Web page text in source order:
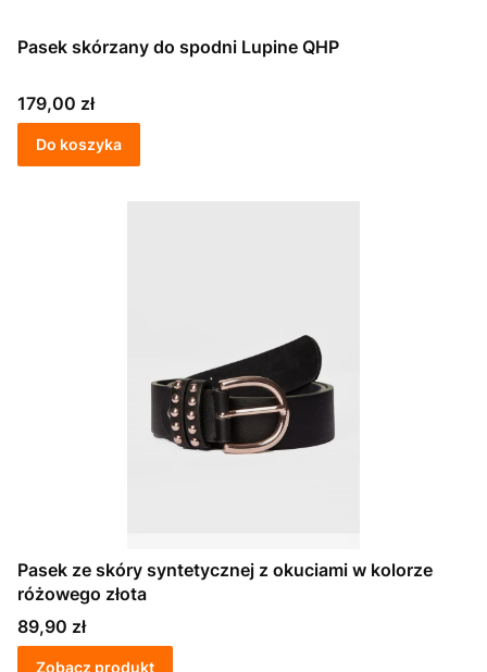
Pasek skórzany do spodni Lupine QHP
Cena
179,00 zł
Do koszyka
Pasek ze skóry syntetycznej z okuciami w kolorze
różowego złota
Cena
89,90 zł
Zobacz produkt